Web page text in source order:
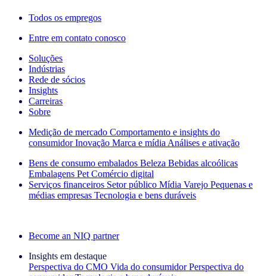
Todos os empregos
Entre em contato conosco
Soluções
Indústrias
Rede de sócios
Insights
Carreiras
Sobre
Medição de mercado Comportamento e insights do
consumidor Inovação Marca e mídia Análises e ativação
Bens de consumo embalados Beleza Bebidas alcoólicas
Embalagens Pet Comércio digital
Serviços financeiros Setor público Mídia Varejo Pequenas e
médias empresas Tecnologia e bens duráveis
Become an NIQ partner
Insights em destaque
Perspectiva do CMO Vida do consumidor Perspectiva do